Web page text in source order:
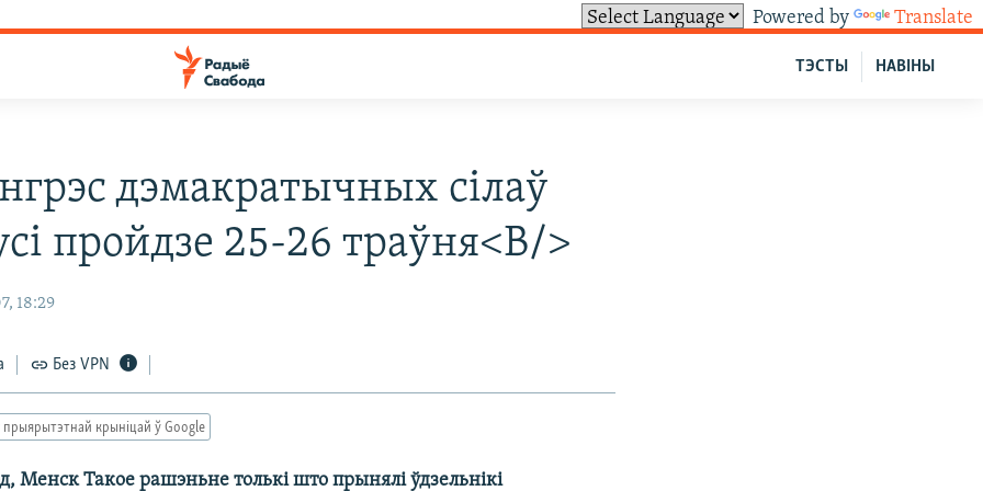
Powered by Translate
НАВІНЫ
ТЭСТЫ
дэмакратычных сілаў
пройдзе 25-26 траўня<B/>
18:29
Без VPN
прыярытэтнай крыніцай ў Google
Менск Такое рашэньне толькі што прынялі ўдзельнікі